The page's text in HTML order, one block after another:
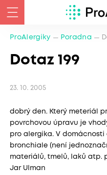
ProAlergiky Poradna
Dotaz 199
23. 10. 2005
dobrý den. Který meteriál
povrchovou úpravu je
pro alergika. V
bronchiale (není
materiálů, tmelů, laků atp.
Jar Ulman